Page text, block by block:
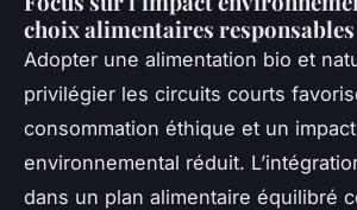
choix alimentaires responsables
Adopter une alimentation bio et
privilégier les circuits courts
consommation éthique et un impact
environnemental réduit.
dans un plan alimentaire équilibré